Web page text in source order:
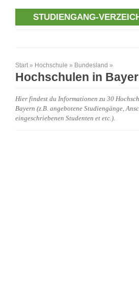
STUDIENGANG-
Start » Hochschule » Bundesland »
Hochschulen in
Hier findest du Informationen zu 30
Bayern (z.B. angebotene Studiengänge,
eingeschriebenen Studenten et etc.).